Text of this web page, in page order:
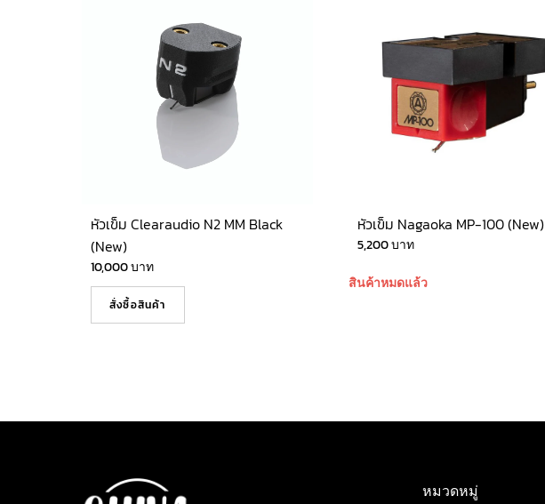
หัวเข็ม Clearaudio N2 MM Black
(New)
10,000บาท
สั่งซื้อสินค้า
หัวเข็ม Nagaoka MP-100 (New)
5,200บาท
สินค้าหมดแล้ว
หมวดหมู่